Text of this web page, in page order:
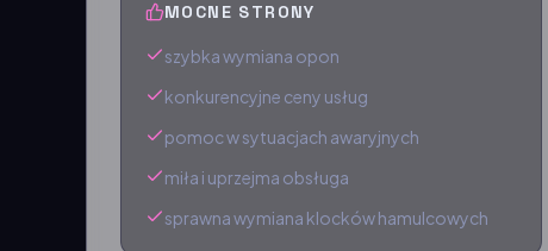
MOCNE STRONY
szybka wymiana opon
konkurencyjne ceny usług
pomoc w sytuacjach awaryjnych
miła i uprzejma obsługa
sprawna wymiana klocków hamulcowych